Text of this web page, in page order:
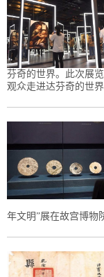
芬奇的世界。此次展
观众走进达芬奇的世界
年文明”展在故宫博物